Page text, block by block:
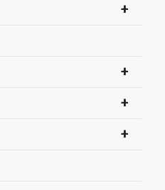
+
+
+
+